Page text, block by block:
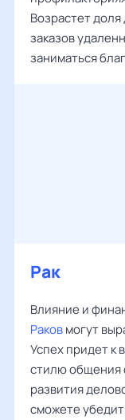
Возрастет
заказов
заниматься
Рак
Влияние и
Раковмогут
Успех придет к
стилю общения
развития
сможете